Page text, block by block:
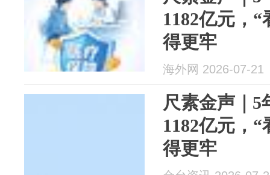
1182亿元，
得更牢
海外网 2026-07-21
尺素金声｜5
1182亿元，
得更牢